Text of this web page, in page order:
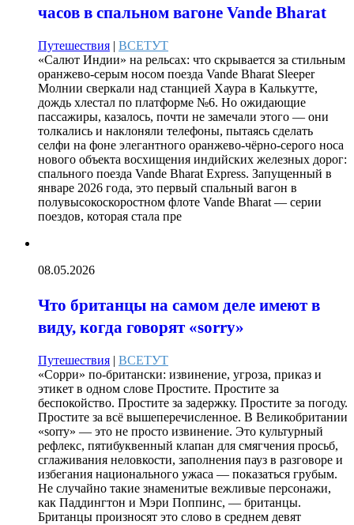
часов в спальном вагоне Vande Bharat
Путешествия | ВСЕТУТ
«Салют Индии» на рельсах: что скрывается за стильным
оранжево-серым носом поезда Vande Bharat Sleeper
Молнии сверкали над станцией Хаура в Калькутте,
дождь хлестал по платформе №6. Но ожидающие
пассажиры, казалось, почти не замечали этого — они
толкались и наклоняли телефоны, пытаясь сделать
селфи на фоне элегантного оранжево-чёрно-серого носа
нового объекта восхищения индийских железных дорог:
спального поезда Vande Bharat Express. Запущенный в
январе 2026 года, это первый спальный вагон в
полувысокоскоростном флоте Vande Bharat — серии
поездов, которая стала пре
08.05.2026
Что британцы на самом деле имеют в
виду, когда говорят «sorry»
Путешествия | ВСЕТУТ
«Сорри» по-британски: извинение, угроза, приказ и
этикет в одном слове Простите. Простите за
беспокойство. Простите за задержку. Простите за погоду.
Простите за всё вышеперечисленное. В Великобритании
«sorry» — это не просто извинение. Это культурный
рефлекс, пятибуквенный клапан для смягчения просьб,
сглаживания неловкости, заполнения пауз в разговоре и
избегания национального ужаса — показаться грубым.
Не случайно такие знаменитые вежливые персонажи,
как Паддингтон и Мэри Поппинс, — британцы.
Британцы произносят это слово в среднем девят